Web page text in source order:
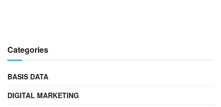
Categories
BASIS DATA
DIGITAL MARKETING